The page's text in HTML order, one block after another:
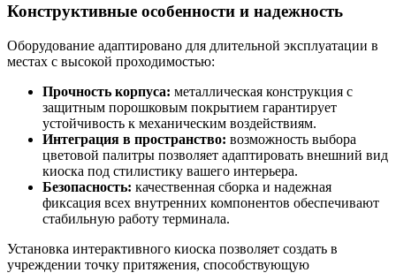
Конструктивные особенности и надежность
Оборудование адаптировано для длительной эксплуатации в
местах с высокой проходимостью:
Прочность корпуса: металлическая конструкция с
защитным порошковым покрытием гарантирует
устойчивость к механическим воздействиям.
Интеграция в пространство: возможность выбора
цветовой палитры позволяет адаптировать внешний вид
киоска под стилистику вашего интерьера.
Безопасность: качественная сборка и надежная
фиксация всех внутренних компонентов обеспечивают
стабильную работу терминала.
Установка интерактивного киоска позволяет создать в
учреждении точку притяжения, способствующую